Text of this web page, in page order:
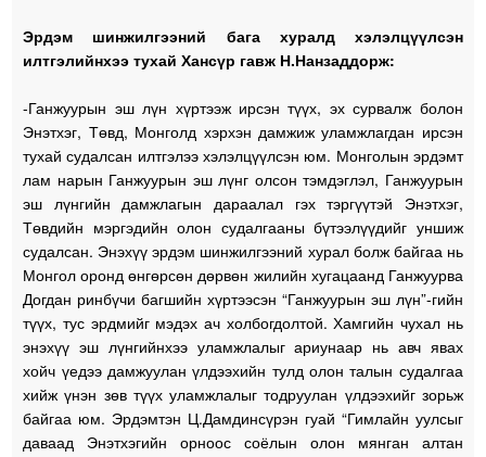
Эрдэм шинжилгээний бага хуралд хэлэлцүүлсэн
илтгэлийнхээ тухай Хансүр гавж Н.Нанзаддорж:
-Ганжуурын эш лүн хүртээж ирсэн түүх, эх сурвалж болон
Энэтхэг, Төвд, Монголд хэрхэн дамжиж уламжлагдан ирсэн
тухай судалсан илтгэлээ хэлэлцүүлсэн юм. Монголын эрдэмт
лам нарын Ганжуурын эш лүнг олсон тэмдэглэл, Ганжуурын
эш лүнгийн дамжлагын дараалал гэх тэргүүтэй Энэтхэг,
Төвдийн мэргэдийн олон судалгааны бүтээлүүдийг уншиж
судалсан. Энэхүү эрдэм шинжилгээний хурал болж байгаа нь
Монгол оронд өнгөрсөн дөрвөн жилийн хугацаанд Ганжуурва
Догдан ринбүчи багшийн хүртээсэн “Ганжуурын эш лүн”-гийн
түүх, тус эрдмийг мэдэх ач холбогдолтой. Хамгийн чухал нь
энэхүү эш лүнгийнхээ уламжлалыг ариунаар нь авч явах
хойч үедээ дамжуулан үлдээхийн тулд олон талын судалгаа
хийж үнэн зөв түүх уламжлалыг тодруулан үлдээхийг зорьж
байгаа юм. Эрдэмтэн Ц.Дамдинсүрэн гуай “Гимлайн уулсыг
даваад Энэтхэгийн орноос соёлын олон мянган алтан